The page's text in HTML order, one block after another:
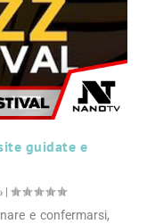
guidate e
|
e confermarsi,